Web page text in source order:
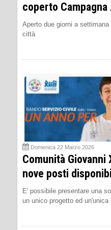
coperto Campagna
Aperto due giorni a
città
Domenica 22 Marzo 2026
Comunità Giovanni
nove posti
E' possibile presentare una
un unico progetto ed un'unica